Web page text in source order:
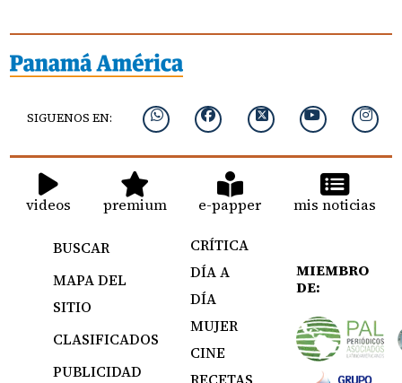
SIGUENOS EN:
videos premium e-papper mis noticias
BUSCAR
MAPA DEL
SITIO
CLASIFICADOS
PUBLICIDAD
CRÍTICA
DÍA A
DÍA
MUJER
CINE
MIEMBRO
DE: